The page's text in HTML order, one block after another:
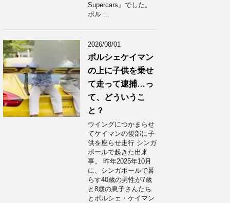
Supercars』でした。
ポル ...
2026/08/01
ポルシェケイマン
の上に子供を乗せ
て走って逮捕…っ
て、どういうこ
と？
ウイングにつかまらせ
てケイマンの後部に子
供を座らせ走行 シンガ
ポールで起きた出来
事。 昨年2025年10月
に、シンガポールで暮
らす40歳の男性が7歳
と8歳の息子さんたち
とポルシェ・ケイマン